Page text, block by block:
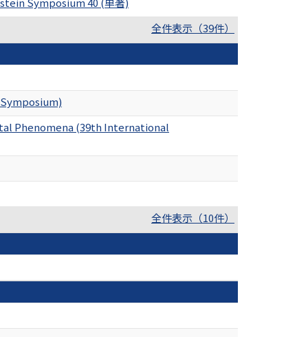
全件表示（39件）
Phenomena (39th International
全件表示（10件）